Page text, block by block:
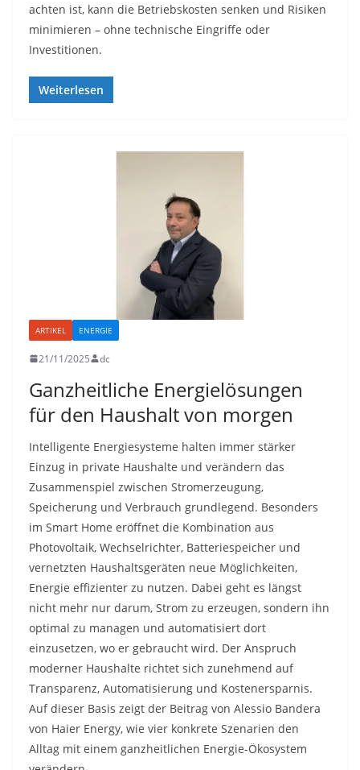
achten ist, kann die Betriebskosten senken und Risiken
minimieren – ohne technische Eingriffe oder
Investitionen.
Weiterlesen
ARTIKEL ENERGIE
21/11/2025 dc
Ganzheitliche Energielösungen
für den Haushalt von morgen
Intelligente Energiesysteme halten immer stärker
Einzug in private Haushalte und verändern das
Zusammenspiel zwischen Stromerzeugung,
Speicherung und Verbrauch grundlegend. Besonders
im Smart Home eröffnet die Kombination aus
Photovoltaik, Wechselrichter, Batteriespeicher und
vernetzten Haushaltsgeräten neue Möglichkeiten,
Energie effizienter zu nutzen. Dabei geht es längst
nicht mehr nur darum, Strom zu erzeugen, sondern ihn
optimal zu managen und automatisiert dort
einzusetzen, wo er gebraucht wird. Der Anspruch
moderner Haushalte richtet sich zunehmend auf
Transparenz, Automatisierung und Kostenersparnis.
Auf dieser Basis zeigt der Beitrag von Alessio Bandera
von Haier Energy, wie vier konkrete Szenarien den
Alltag mit einem ganzheitlichen Energie-Ökosystem